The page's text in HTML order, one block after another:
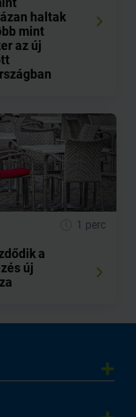
haltak
mint
az új
1 perc
a
új